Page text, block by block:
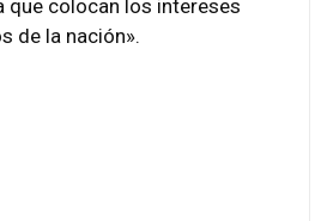
que colocan los intereses
de la nación».